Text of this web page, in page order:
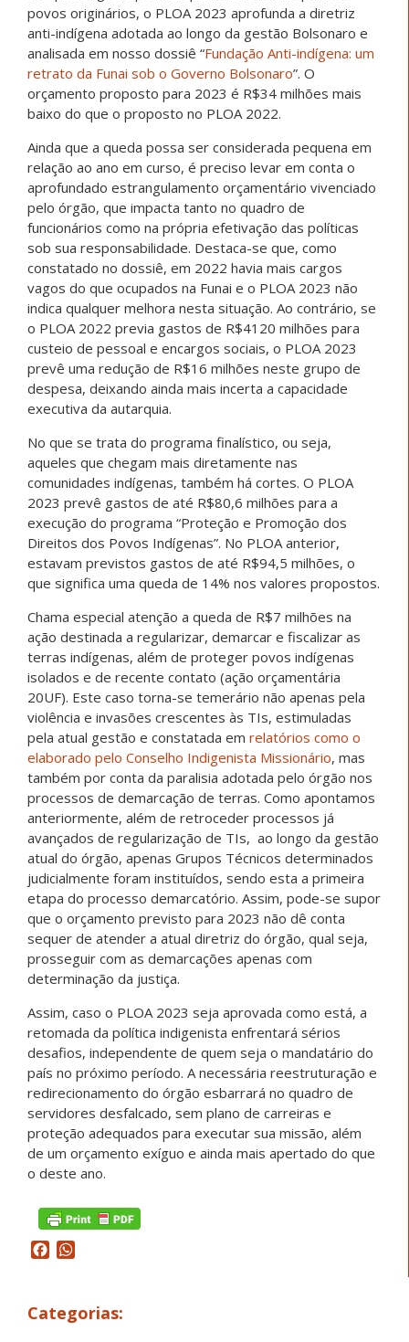
povos originários, o PLOA 2023 aprofunda a diretriz
anti-indígena adotada ao longo da gestão Bolsonaro e
analisada em nosso dossiê “Fundação Anti-indígena: um
retrato da Funai sob o Governo Bolsonaro”. O
orçamento proposto para 2023 é R$34 milhões mais
baixo do que o proposto no PLOA 2022.
Ainda que a queda possa ser considerada pequena em
relação ao ano em curso, é preciso levar em conta o
aprofundado estrangulamento orçamentário vivenciado
pelo órgão, que impacta tanto no quadro de
funcionários como na própria efetivação das políticas
sob sua responsabilidade. Destaca-se que, como
constatado no dossiê, em 2022 havia mais cargos
vagos do que ocupados na Funai e o PLOA 2023 não
indica qualquer melhora nesta situação. Ao contrário, se
o PLOA 2022 previa gastos de R$4120 milhões para
custeio de pessoal e encargos sociais, o PLOA 2023
prevê uma redução de R$16 milhões neste grupo de
despesa, deixando ainda mais incerta a capacidade
executiva da autarquia.
No que se trata do programa finalístico, ou seja,
aqueles que chegam mais diretamente nas
comunidades indígenas, também há cortes. O PLOA
2023 prevê gastos de até R$80,6 milhões para a
execução do programa “Proteção e Promoção dos
Direitos dos Povos Indígenas”. No PLOA anterior,
estavam previstos gastos de até R$94,5 milhões, o
que significa uma queda de 14% nos valores propostos.
Chama especial atenção a queda de R$7 milhões na
ação destinada a regularizar, demarcar e fiscalizar as
terras indígenas, além de proteger povos indígenas
isolados e de recente contato (ação orçamentária
20UF). Este caso torna-se temerário não apenas pela
violência e invasões crescentes às TIs, estimuladas
pela atual gestão e constatada em relatórios como o
elaborado pelo Conselho Indigenista Missionário, mas
também por conta da paralisia adotada pelo órgão nos
processos de demarcação de terras. Como apontamos
anteriormente, além de retroceder processos já
avançados de regularização de TIs, ao longo da gestão
atual do órgão, apenas Grupos Técnicos determinados
judicialmente foram instituídos, sendo esta a primeira
etapa do processo demarcatório. Assim, pode-se supor
que o orçamento previsto para 2023 não dê conta
sequer de atender a atual diretriz do órgão, qual seja,
prosseguir com as demarcações apenas com
determinação da justiça.
Assim, caso o PLOA 2023 seja aprovada como está, a
retomada da política indigenista enfrentará sérios
desafios, independente de quem seja o mandatário do
país no próximo período. A necessária reestruturação e
redirecionamento do órgão esbarrará no quadro de
servidores desfalcado, sem plano de carreiras e
proteção adequados para executar sua missão, além
de um orçamento exíguo e ainda mais apertado do que
o deste ano.
Facebook
Categorias: